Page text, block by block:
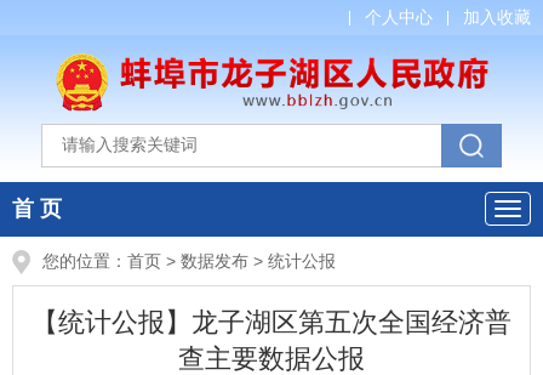
个人中心 加入收藏
首 页
您的位置： 首页 > 数据发布 > 统计公报
【统计公报】龙子湖区第五次全国经济普
查主要数据公报